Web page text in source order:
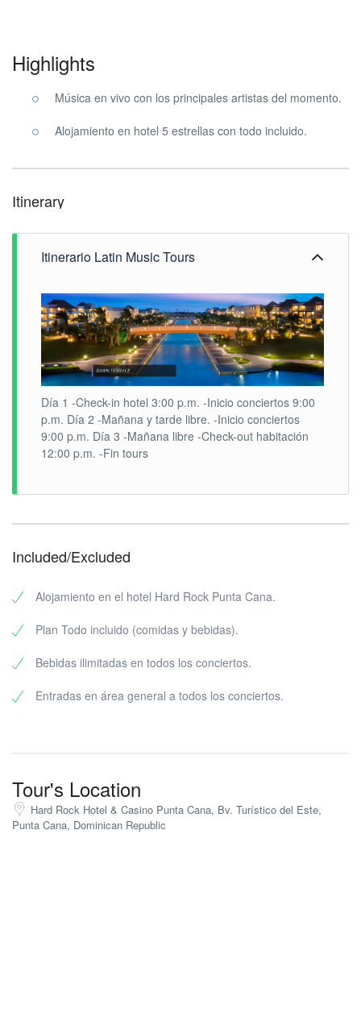
Highlights
Música en vivo con los principales artistas del momento.
Alojamiento en hotel 5 estrellas con todo incluido.
Itinerary
Itinerario Latin Music Tours
Día 1 -Check-in hotel 3:00 p.m. -Inicio conciertos 9:00
p.m. Día 2 -Mañana y tarde libre. -Inicio conciertos
9:00 p.m. Día 3 -Mañana libre -Check-out habitación
12:00 p.m. -Fin tours
Included/Excluded
Alojamiento en el hotel Hard Rock Punta Cana.
Plan Todo incluido (comidas y bebidas).
Bebidas ilimitadas en todos los conciertos.
Entradas en área general a todos los conciertos.
Tour's Location
Hard Rock Hotel & Casino Punta Cana, Bv. Turístico del Este,
Punta Cana, Dominican Republic